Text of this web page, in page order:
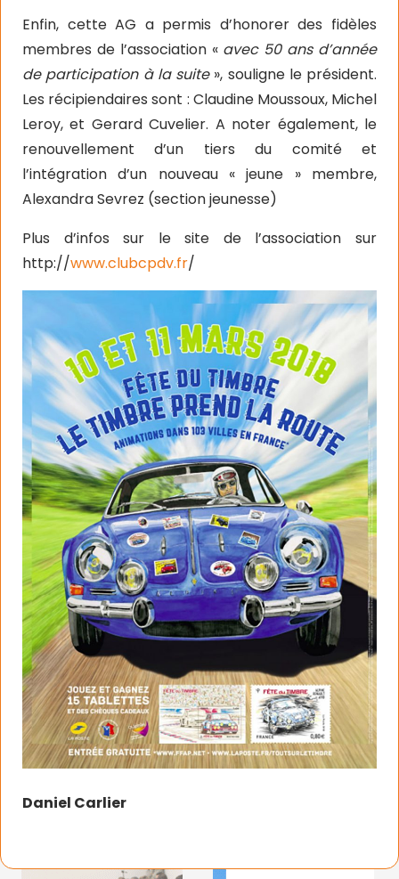
Enfin, cette AG a permis d’honorer des fidèles
membres de l’association « avec 50 ans d’année
de participation à la suite», souligne le président.
Les récipiendaires sont : Claudine Moussoux, Michel
Leroy, et Gerard Cuvelier. A noter également, le
renouvellement d’un tiers du comité et
l’intégration d’un nouveau « jeune » membre,
Alexandra Sevrez (section jeunesse)
Plus d’infos sur le site de l’association sur
http://www.clubcpdv.fr/
Daniel Carlier